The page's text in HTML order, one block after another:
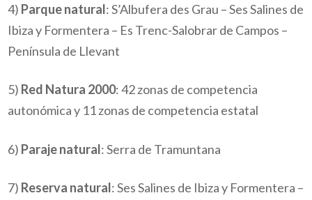
4) Parque natural:S’Albufera des Grau – Ses Salines de
Ibiza y Formentera – Es Trenc-Salobrar de Campos –
Península de Llevant
5) Red Natura 2000: 42 zonas de competencia
autonómica y 11 zonas de competencia estatal
6) Paraje natural: Serra de Tramuntana
7) Reserva natural: Ses Salines de Ibiza y Formentera –